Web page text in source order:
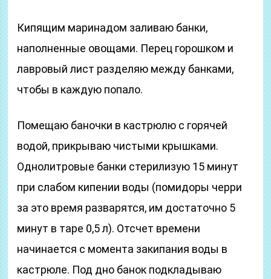
Кипящим маринадом заливаю банки,
наполненные овощами. Перец горошком и
лавровый лист разделяю между банками,
чтобы в каждую попало.
Помещаю баночки в кастрюлю с горячей
водой, прикрываю чистыми крышками.
Однолитровые банки стерилизую 15 минут
при слабом кипении воды (помидоры черри
за это время разварятся, им достаточно 5
минут в таре 0,5 л). Отсчет времени
начинается с момента закипания воды в
кастрюле. Под дно банок подкладываю